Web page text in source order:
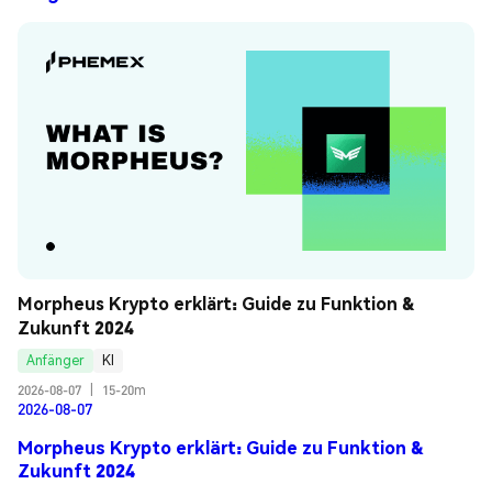
Morpheus Krypto erklärt: Guide zu Funktion &
Zukunft 2024
Anfänger
KI
2026-08-07
15-20m
2026-08-07
Morpheus Krypto erklärt: Guide zu Funktion &
Zukunft 2024